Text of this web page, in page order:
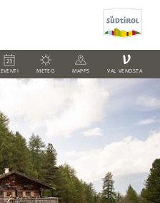
EVENTI METEO MAPPS
V
VAL VENOSTA